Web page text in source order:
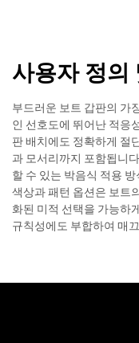
사용자 정의
부드러운 보트 갑판의 가
인 선호도에 뛰어난 적응
판 배치에도 정확하게 절
과 모서리까지 포함됩니
할 수 있는 박음식 적용
색상과 패턴 옵션은 보트
화된 미적 선택을 가능하
규칙성에도 부합하여 매